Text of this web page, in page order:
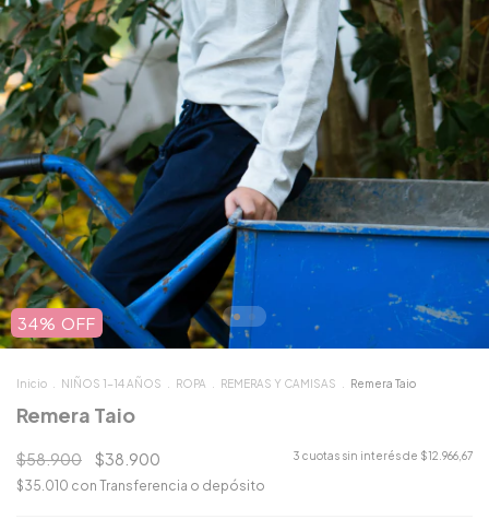
34% OFF
Inicio NIÑOS 1-14 AÑOS ROPA REMERAS Y CAMISAS Remera Taio
Remera Taio
$58.900 $38.900 3 cuotas sin interés de $12.966,67
$35.010 con Transferencia o depósito